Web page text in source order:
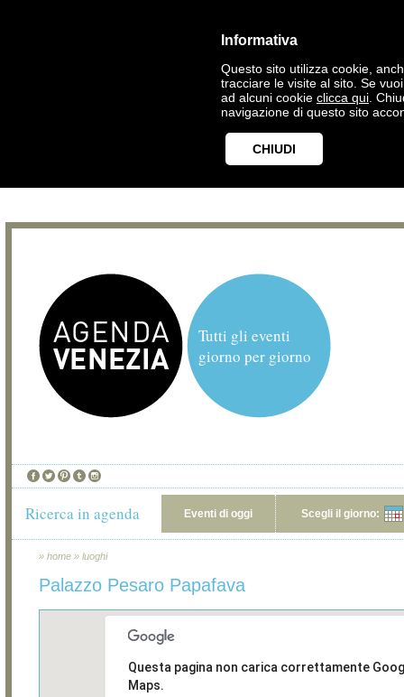
Informativa
Questo sito utilizza cookie,
tracciare le visite al sito. Se
ad alcuni cookie clicca qui .
navigazione di questo sito
CHIUDI
Tutti gli eventi
giorno per giorno
Ricerca in agenda Eventi di oggi Scegli il giorno:
» home » luoghi
Palazzo Pesaro Papafava
Questa pagina non carica correttamente
Maps.